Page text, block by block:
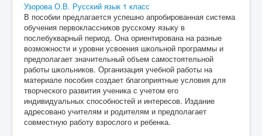
Узорова О.В. Русский язык 1 класс
В пособии предлагается успешно апробированная система
обучения первоклассников русскому языку в
послебукварный период. Она ориентирована на разные
возможности и уровни усвоения школьной программы и
предполагает значительный объем самостоятельной
работы школьников. Организация учебной работы на
материале пособия создает благоприятные условия для
творческого развития ученика с учетом его
индивидуальных способностей и интересов. Издание
адресовано учителям и родителям и предполагает
совместную работу взрослого и ребенка.